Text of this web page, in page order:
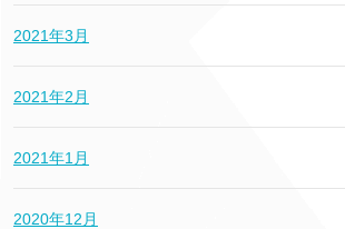
2021年3月
2021年2月
2021年1月
2020年12月